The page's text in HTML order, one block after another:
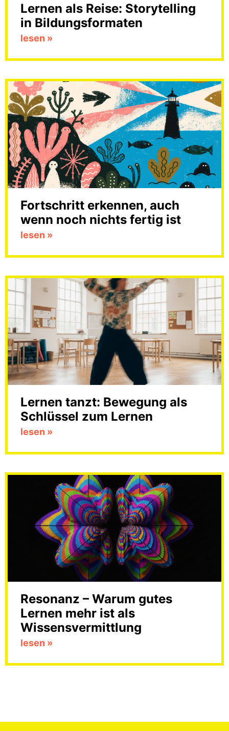
Lernen als Reise: Storytelling
in Bildungsformaten
lesen »
Fortschritt erkennen, auch
wenn noch nichts fertig ist
lesen »
Lernen tanzt: Bewegung als
Schlüssel zum Lernen
lesen »
Resonanz – Warum gutes
Lernen mehr ist als
Wissensvermittlung
lesen »